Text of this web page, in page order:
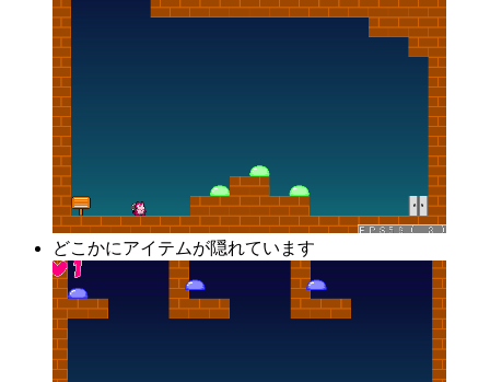
どこかにアイテムが隠れています